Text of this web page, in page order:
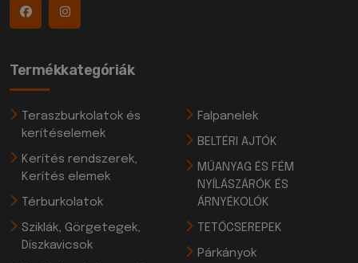
Termékkategóriák
Teraszburkolatok és
kerítéselemek
Kerítés rendszerek,
Kerítés elemek
Térburkolatok
Sziklák, Görgetegek,
Díszkavicsok
Falpanelek
BELTÉRI AJTÓK
MŰANYAG ÉS FÉM
NYÍLÁSZÁRÓK ÉS
ÁRNYÉKOLÓK
TETŐCSEREPEK
Párkányok